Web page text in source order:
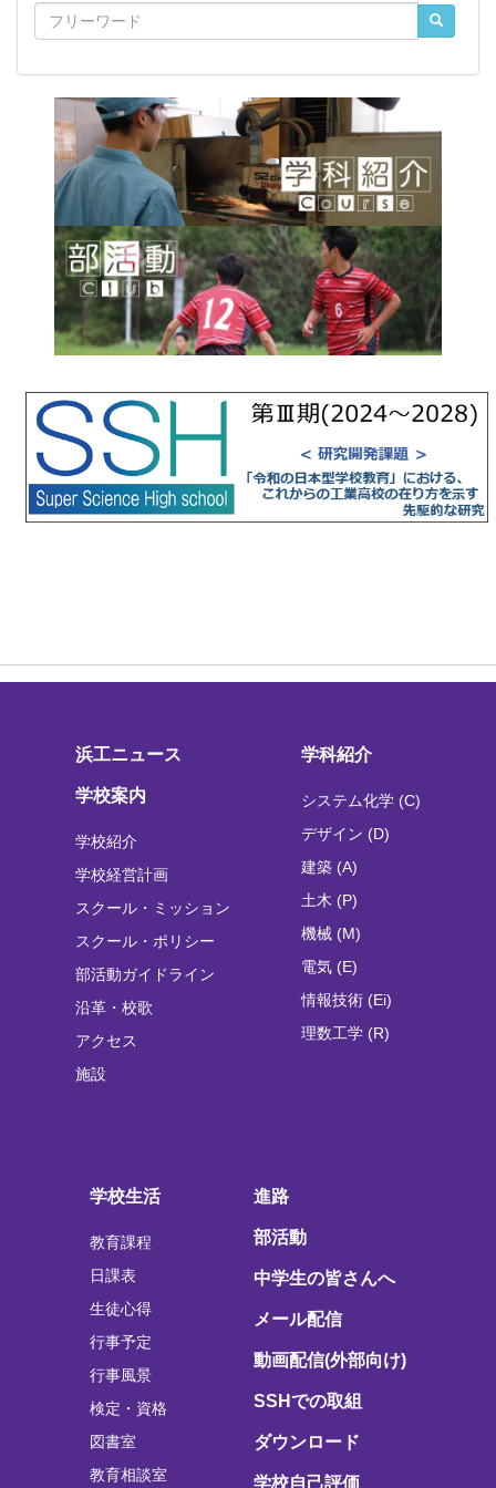
浜工ニュース
学校案内
学校紹介
学校経営計画
スクール・ミッション
スクール・ポリシー
部活動ガイドライン
沿革・校歌
アクセス
施設
学科紹介
システム化学 (C)
デザイン (D)
建築 (A)
土木 (P)
機械 (M)
電気 (E)
情報技術 (Ei)
理数工学 (R)
学校生活
教育課程
日課表
生徒心得
行事予定
行事風景
検定・資格
図書室
教育相談室
進路
部活動
中学生の皆さんへ
メール配信
動画配信(外部向け)
SSHでの取組
ダウンロード
学校自己評価